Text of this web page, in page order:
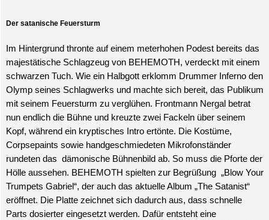
Der satanische Feuersturm
Im Hintergrund thronte auf einem meterhohen Podest bereits das
majestätische Schlagzeug von BEHEMOTH, verdeckt mit einem
schwarzen Tuch. Wie ein Halbgott erklomm Drummer Inferno den
Olymp seines Schlagwerks und machte sich bereit, das Publikum
mit seinem Feuersturm zu verglühen. Frontmann Nergal betrat
nun endlich die Bühne und kreuzte zwei Fackeln über seinem
Kopf, während ein kryptisches Intro ertönte. Die Kostüme,
Corpsepaints sowie handgeschmiedeten Mikrofonständer
rundeten das dämonische Bühnenbild ab. So muss die Pforte der
Hölle aussehen. BEHEMOTH spielten zur Begrüßung „Blow Your
Trumpets Gabriel“, der auch das aktuelle Album „The Satanist“
eröffnet. Die Platte zeichnet sich dadurch aus, dass schnelle
Parts dosierter eingesetzt werden. Dafür entsteht eine